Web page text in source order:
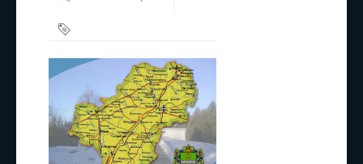
ТПП РТ